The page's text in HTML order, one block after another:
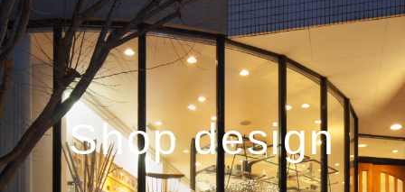
Shop design